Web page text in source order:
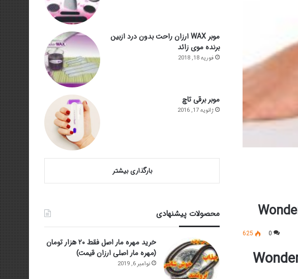
0
625
موبر WAX ارزان راحت بدون درد ازبین
برنده موی زائد
فوریه 18, 2018
موبر برقی تاچ
ژانویه 17, 2016
بارگذاری بیشتر
محصولات پیشنهادی
خرید مهره مار اصل فقط ۲۰ هزار تومان
(مهره مار اصلی ارزان قیمت)
نوامبر 6, 2019